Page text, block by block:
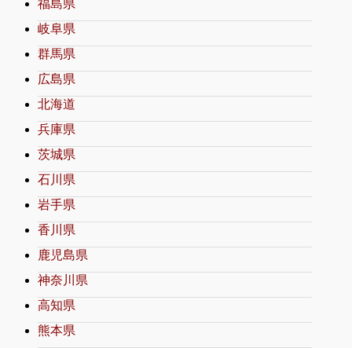
福島県
岐阜県
群馬県
広島県
北海道
兵庫県
茨城県
石川県
岩手県
香川県
鹿児島県
神奈川県
高知県
熊本県